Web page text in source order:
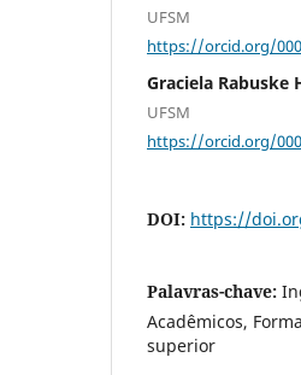
UFSM
https://orcid.org/
Graciela Rabuske
UFSM
https://orcid.org/
DOI: https://
Palavras-chave:
Acadêmicos,
superior